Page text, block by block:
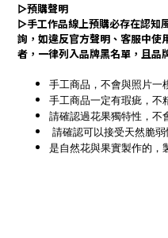
▻預購聲明
▻手工作品線上預購必存在認知
詢，如違反官方聲明、客服中使
者，一律列入品牌黑名單，且品
手工商品，不會與照片一
手工商品一定有瑕疵，不
請確認過花果獨特性，不
請確認可以接受天然脆
是自然花與果實製作的，